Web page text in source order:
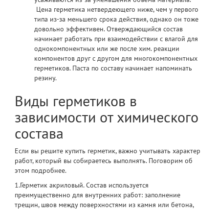
Цена герметика нетвердеющего ниже, чем у первого
типа из-за меньшего срока действия, однако он тоже
довольно эффективен. Отверждающийся состав
начинает работать при взаимодействии с влагой для
однокомпонентных или же после хим. реакции
компонентов друг с другом для многокомпонентных
герметиков. Паста по составу начинает напоминать
резину.
Виды герметиков в
зависимости от химического
состава
Если вы решите купить герметик, важно учитывать характер
работ, который вы собираетесь выполнять. Поговорим об
этом подробнее.
1.Герметик акриловый.Состав используется
преимущественно для внутренних работ: заполнение
трещин, швов между поверхностями из камня или бетона,